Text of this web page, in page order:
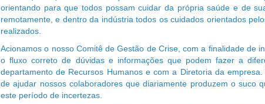
orientando para que todos possam cuidar da própria saúde e de
remotamente, e dentro da indústria todos os cuidados orientados
realizados.
Acionamos o nosso Comitê de Gestão de Crise, com a finalidade de
o fluxo correto de dúvidas e informações que podem fazer a
departamento de Recursos Humanos e com a Diretoria da empresa.
de ajudar nossos colaboradores que diariamente produzem o suco
este período de incertezas.